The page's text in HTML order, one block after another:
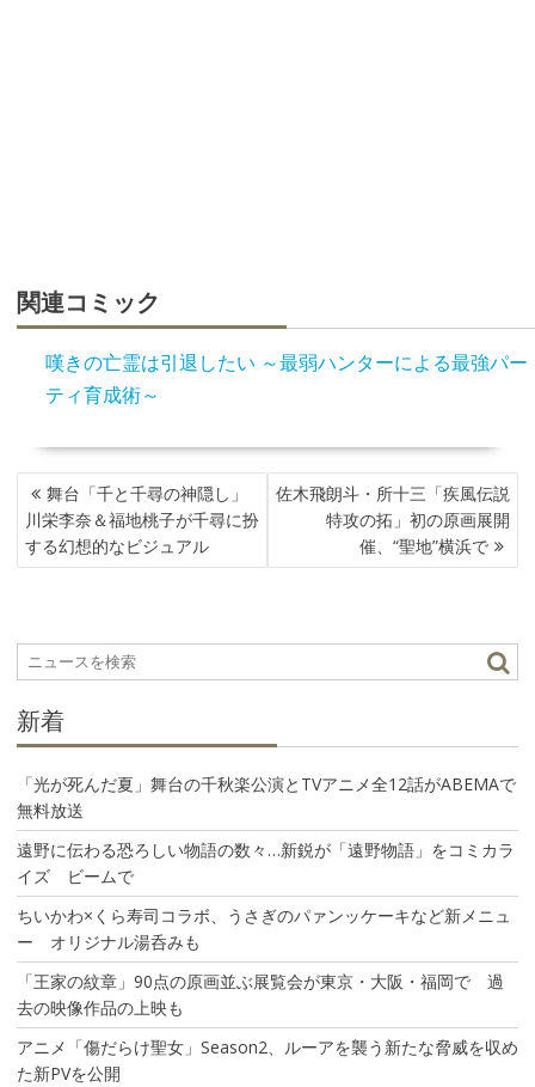
関連コミック
嘆きの亡霊は引退したい ～最弱ハンターによる最強パー
ティ育成術～
投
稿
ナ
ビ
シ
ョ
舞台「千と千尋の神隠し」
川栄李奈＆福地桃子が千尋に扮
する幻想的なビジュアル
佐木飛朗斗・所十三「疾風伝説
特攻の拓」初の原画展開
催、“聖地”横浜で
新着
「光が死んだ夏」舞台の千秋楽公演とTVアニメ全12話がABEMAで
無料放送
遠野に伝わる恐ろしい物語の数々…新鋭が「遠野物語」をコミカラ
イズ ビームで
ちいかわ×くら寿司コラボ、うさぎのパァンッケーキなど新メニュ
ー オリジナル湯呑みも
「王家の紋章」90点の原画並ぶ展覧会が東京・大阪・福岡で 過
去の映像作品の上映も
アニメ「傷だらけ聖女」Season2、ルーアを襲う新たな脅威を収め
た新PVを公開